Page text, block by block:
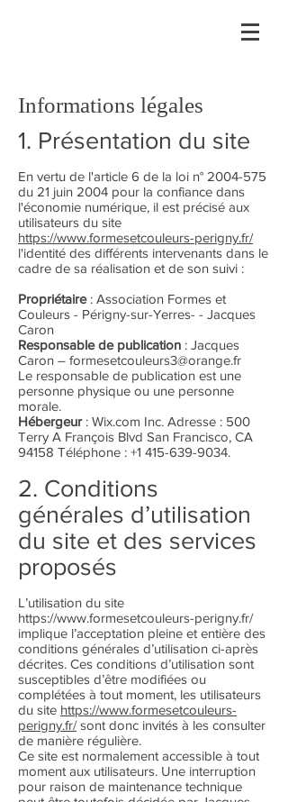
Informations légales
1. Présentation du site
En vertu de l'article 6 de la loi n° 2004-575
du 21 juin 2004 pour la confiance dans
l'économie numérique, il est précisé aux
utilisateurs du site
https://www.formesetcouleurs-perigny.fr/
l'identité des différents intervenants dans le
cadre de sa réalisation et de son suivi :
Propriétaire: Association Formes et
Couleurs - Périgny-sur-Yerres- - Jacques
Caron
Responsable de publication : Jacques
Caron – formesetcouleurs3@orange.fr
Le responsable de publication est une
personne physique ou une personne
morale.
Hébergeur: Wix.com Inc. Adresse : 500
Terry A François Blvd San Francisco, CA
94158 Téléphone : +1 415-639-9034.
2. Conditions
générales d’utilisation
du site et des services
proposés
L’utilisation du site
https://www.formesetcouleurs-perigny.fr/
implique l’acceptation pleine et entière des
conditions générales d’utilisation ci-après
décrites. Ces conditions d’utilisation sont
susceptibles d’être modifiées ou
complétées à tout moment, les utilisateurs
du site https://www.formesetcouleurs-
perigny.fr/sont donc invités à les consulter
de manière régulière.
Ce site est normalement accessible à tout
moment aux utilisateurs. Une interruption
pour raison de maintenance technique